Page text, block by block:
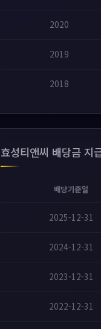
2020
2019
2018
효성티앤씨 배당금 지
배당기준일
2025-12-31
2024-12-31
2023-12-31
2022-12-31